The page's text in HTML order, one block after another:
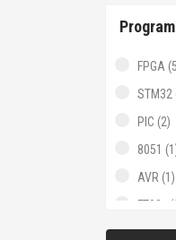
FPGA
STM32
PIC (2)
8051
AVR (1)
FT90x